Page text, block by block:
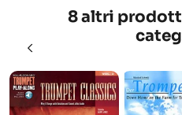
8 altri